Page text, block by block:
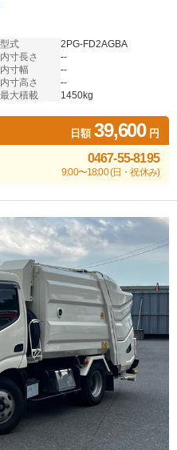
型式
2PG-FD2AGBA
内寸長さ
--
内寸幅
--
内寸高さ
--
最大積載
1450kg
日額39,600円
0467-55-8195
9:00〜18:00 (日・祝休み)